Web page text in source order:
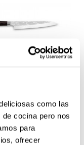
como las
cocina pero nos
para
ofrecer